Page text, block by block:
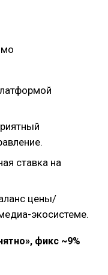
ставка на
цены/
экосистеме.
фикс ~9%